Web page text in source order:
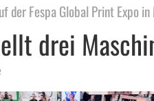
Fespa Global Print Expo in
drei